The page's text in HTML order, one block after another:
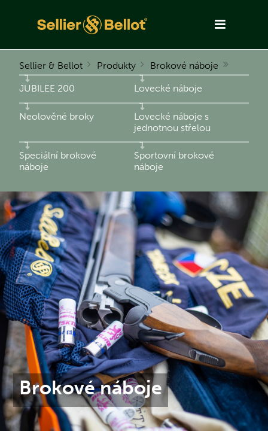
Sellier & Bellot Produkty Brokové náboje
JUBILEE 200 Lovecké náboje
Neolověné broky
Lovecké náboje s
jednotnou střelou
Speciální brokové
náboje
Sportovní brokové
náboje
Brokové náboje